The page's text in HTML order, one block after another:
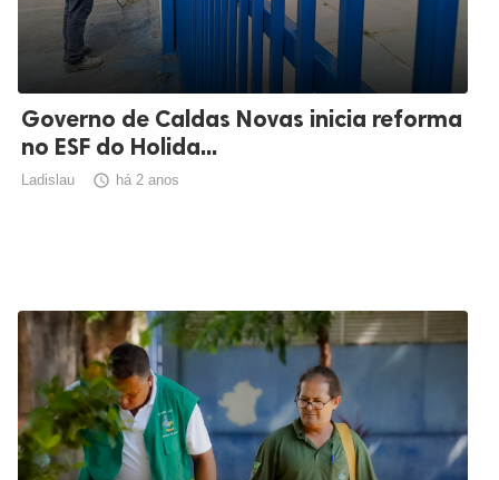
Governo de Caldas Novas inicia reforma
no ESF do Holida...
Ladislau  há 2 anos